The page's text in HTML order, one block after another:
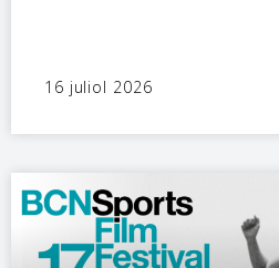
16 juliol 2026